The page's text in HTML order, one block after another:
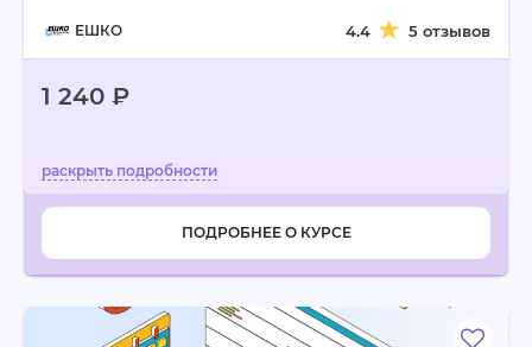
ЕШКО 4.4 5 отзывов
1 240 ₽
ПОДРОБНЕЕ О КУРСЕ